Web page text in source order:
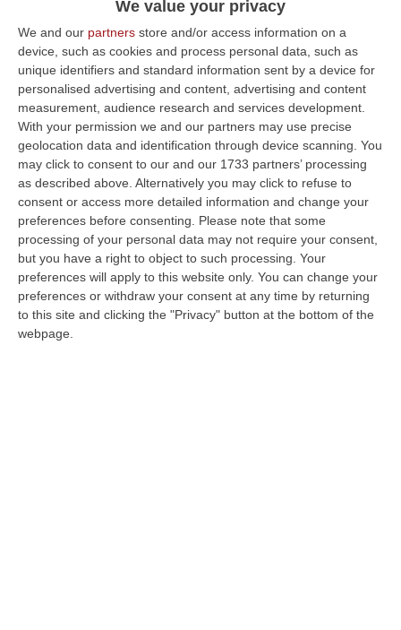
We value your privacy
We and our partners store and/or access information on a
device, such as cookies and process personal data, such as
unique identifiers and standard information sent by a device for
personalised advertising and content, advertising and content
measurement, audience research and services development.
With your permission we and our partners may use precise
geolocation data and identification through device scanning. You
may click to consent to our and our 1733 partners’ processing
as described above. Alternatively you may click to refuse to
consent or access more detailed information and change your
preferences before consenting.
Please note that some
processing of your personal data may not require your consent,
but you have a right to object to such processing. Your
preferences will apply to this website only. You can change your
preferences or withdraw your consent at any time by returning
to this site and clicking the "Privacy" button at the bottom of the
webpage.
Roberto Occhiuto, a margine
dell’inaugurazione della nuova oncologia
dell’ospedale di Locri, l’occasione anche per
un punto complessivo sul settore sanitario
calabrese.
L’assistenza territoriale
«Credo – aggiunge Occhiuto – che i calabresi
abbiamo verificato in questi tre anni che se
c’è una dote che non manca al presidente
della Regione è il coraggio. Ci sono questioni
che potevo delegare ad altri – tipo la